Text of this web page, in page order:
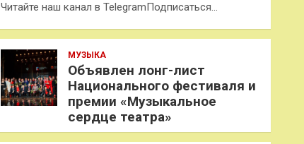
Читайте наш канал в TelegramПодписаться…
МУЗЫКА
Объявлен лонг-лист
Национального фестиваля и
премии «Музыкальное
сердце театра»